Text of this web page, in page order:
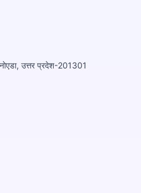
उत्तर प्रदेश-201301